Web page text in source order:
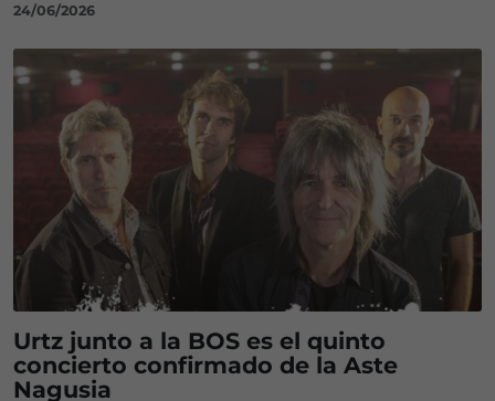
24/06/2026
Urtz junto a la BOS es el quinto
concierto confirmado de la Aste
Nagusia